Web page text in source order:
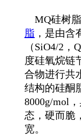
MQ硅树
脂 ，是由
（SiO4/2
度硅氧烷链
合物进行共
结构的硅酮
8000g/mol
态，硬而脆
宽。